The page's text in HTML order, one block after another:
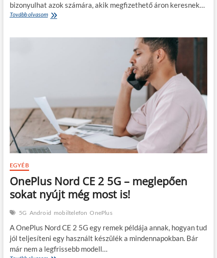
bizonyulhat azok számára, akik megfizethető áron keresnek…
Tovább olvasomOnePlus
de
ütős
mindennapokra
EGYÉB
OnePlus Nord CE 2 5G – meglepően
sokat nyújt még most is!
5G Android mobiltelefon OnePlus
A OnePlus Nord CE 2 5G egy remek példája annak, hogyan tud
jól teljesíteni egy használt készülék a mindennapokban. Bár
már nem a legfrissebb modell…